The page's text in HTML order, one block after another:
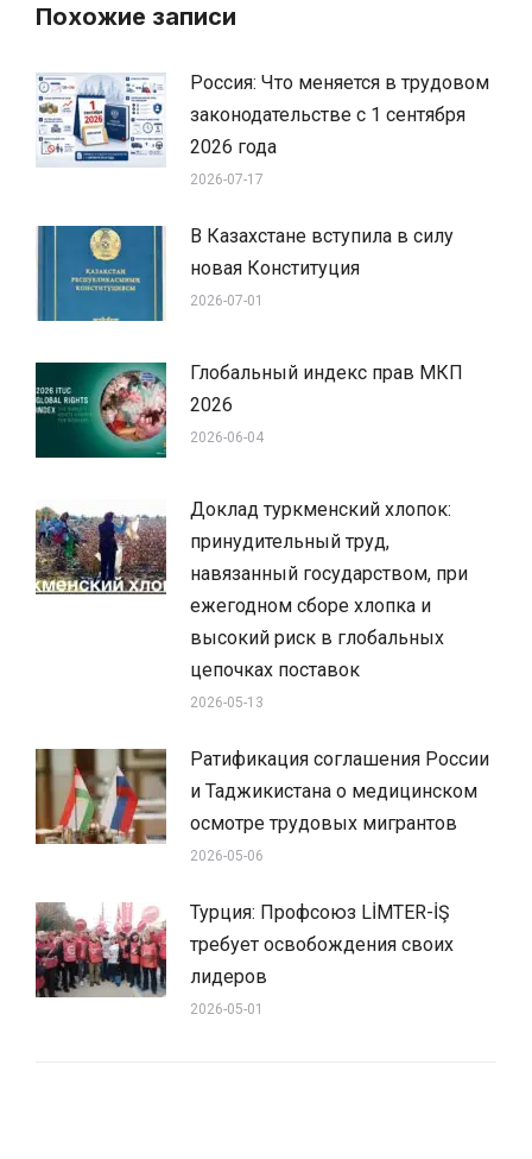
Похожие записи
Россия: Что меняется в трудовом
законодательстве с 1 сентября
2026 года
2026-07-17
В Казахстане вступила в силу
новая Конституция
2026-07-01
Глобальный индекс прав МКП
2026
2026-06-04
Доклад туркменский хлопок:
принудительный труд,
навязанный государством, при
ежегодном сборе хлопка и
высокий риск в глобальных
цепочках поставок
2026-05-13
Ратификация соглашения России
и Таджикистана о медицинском
осмотре трудовых мигрантов
2026-05-06
Турция: Профсоюз LİMTER-İŞ
требует освобождения своих
лидеров
2026-05-01